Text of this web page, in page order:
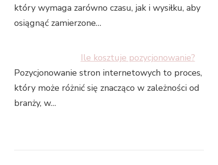
który wymaga zarówno czasu, jak i wysiłku, aby
osiągnąć zamierzone…
Ile kosztuje pozycjonowanie?
Pozycjonowanie stron internetowych to proces,
który może różnić się znacząco w zależności od
branży, w…